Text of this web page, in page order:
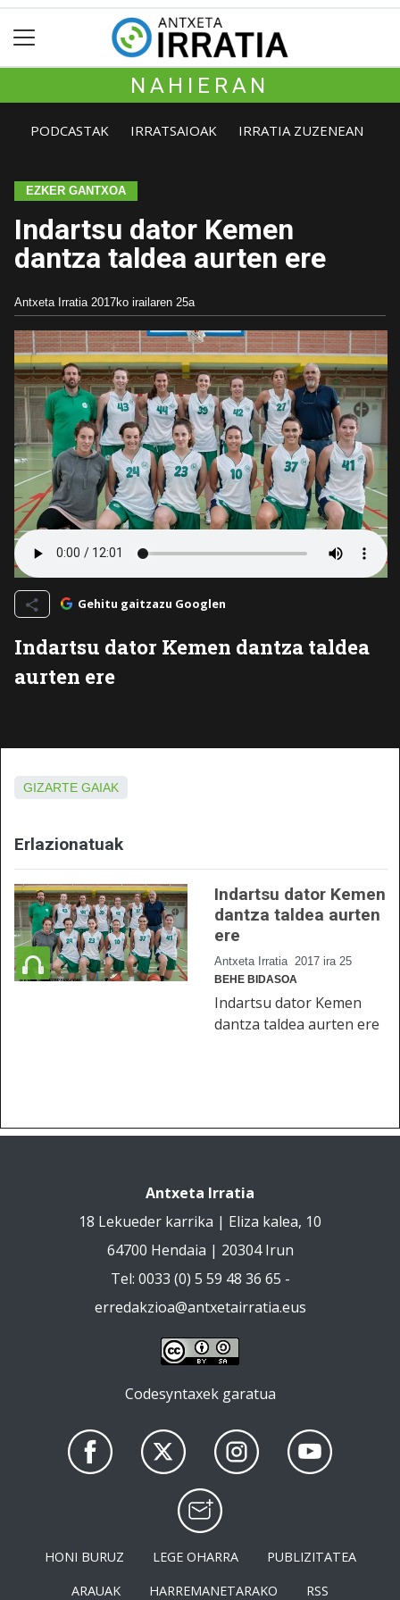
NAHIERAN
PODCASTAK IRRATSAIOAK IRRATIA ZUZENEAN
EZKER GANTXOA
Indartsu dator Kemen
dantza taldea aurten ere
Antxeta Irratia 2017ko irailaren 25a
Gehitu gaitzazu Googlen
Indartsu dator Kemen dantza taldea
aurten ere
GIZARTE GAIAK
Erlazionatuak
Indartsu dator Kemen
dantza taldea aurten
ere
Antxeta Irratia 2017 ira 25
BEHE BIDASOA
Indartsu dator Kemen
dantza taldea aurten ere
Antxeta Irratia
18 Lekueder karrika | Eliza kalea, 10
64700 Hendaia | 20304 Irun
Tel: 0033 (0) 5 59 48 36 65 -
erredakzioa@antxetairratia.eus
Codesyntaxek garatua
HONI BURUZ LEGE OHARRA
PUBLIZITATEA
ARAUAK
HARREMANETARAKO RSS